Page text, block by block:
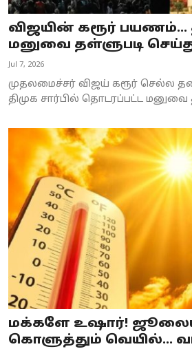
விஜயின் கரூர் பயணம்...
மனுவை தள்ளுபடி
Jul 7, 2026
முதலமைச்சர் விஜய் கரூர் செல்ல
திமுக சார்பில் தொடரப்பட்ட மனுவை
மக்களே உஷார்!
கொளுத்தும் வெயில்...